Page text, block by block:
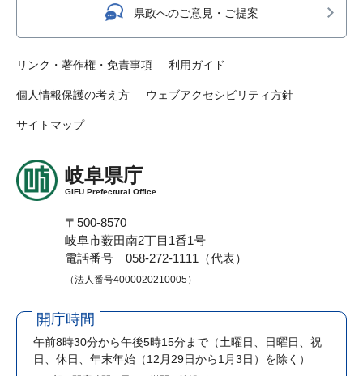
県政へのご意見・ご提案
リンク・著作権・免責事項 利用ガイド
個人情報保護の考え方 ウェブアクセシビリティ方針
サイトマップ
岐阜県庁
GIFU Prefectural Office
〒500-8570
岐阜市薮田南2丁目1番1号
電話番号 058-272-1111（代表）
（法人番号4000020210005）
開庁時間
午前8時30分から午後5時15分まで （土曜日、日曜日、祝
日、休日、年末年始（12月29日から1月3日）を除く）